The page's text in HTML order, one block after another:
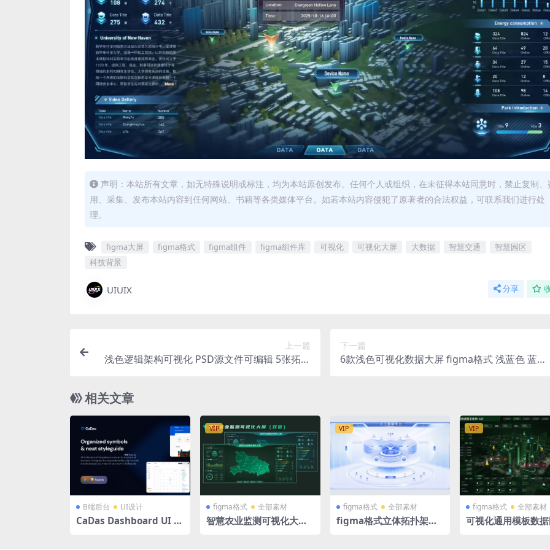
声明：本站所有文章，如无特殊说明或标注，均为本站原创发布。任何个人或组织，在未征得本站同意时，禁止复制、
用、采集、发布本站内容到任何网站、书籍等各类媒体平台。如若本站内容侵犯了原著者的合法权益，可联系我们进行处
理。
figma大屏 figma格式 figma组件 figma组件库 可视化 可视化大屏 大数据 智慧交通
智慧园区
科技背景
UIUIX 分享
上一篇
浅色逻辑架构可视化 PSD源文件可编辑 5张拓扑
下一篇
6款浅色可视化数据大屏 figma格式 浅蓝色 蓝色
相关文章
B端后台 UI设计
CaDas Dashboard UI Ki
VIP
figma格式 全部素材
智慧农业监测可视化大屏
VIP
figma格式 全部素材
figma格式立体拓扑架构
VIP
figma格式 全部素材
可视化通用模板数